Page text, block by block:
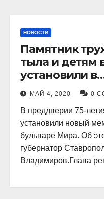
НОВОСТИ
Памятник
тыла и детям
установили в
МАЙ 4, 2020 0
В преддверии 75-
установили новый
бульваре Мира. Об
губернатор
Владимиров.Глава